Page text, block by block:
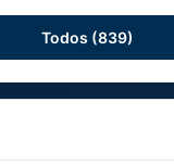
Todos (839)